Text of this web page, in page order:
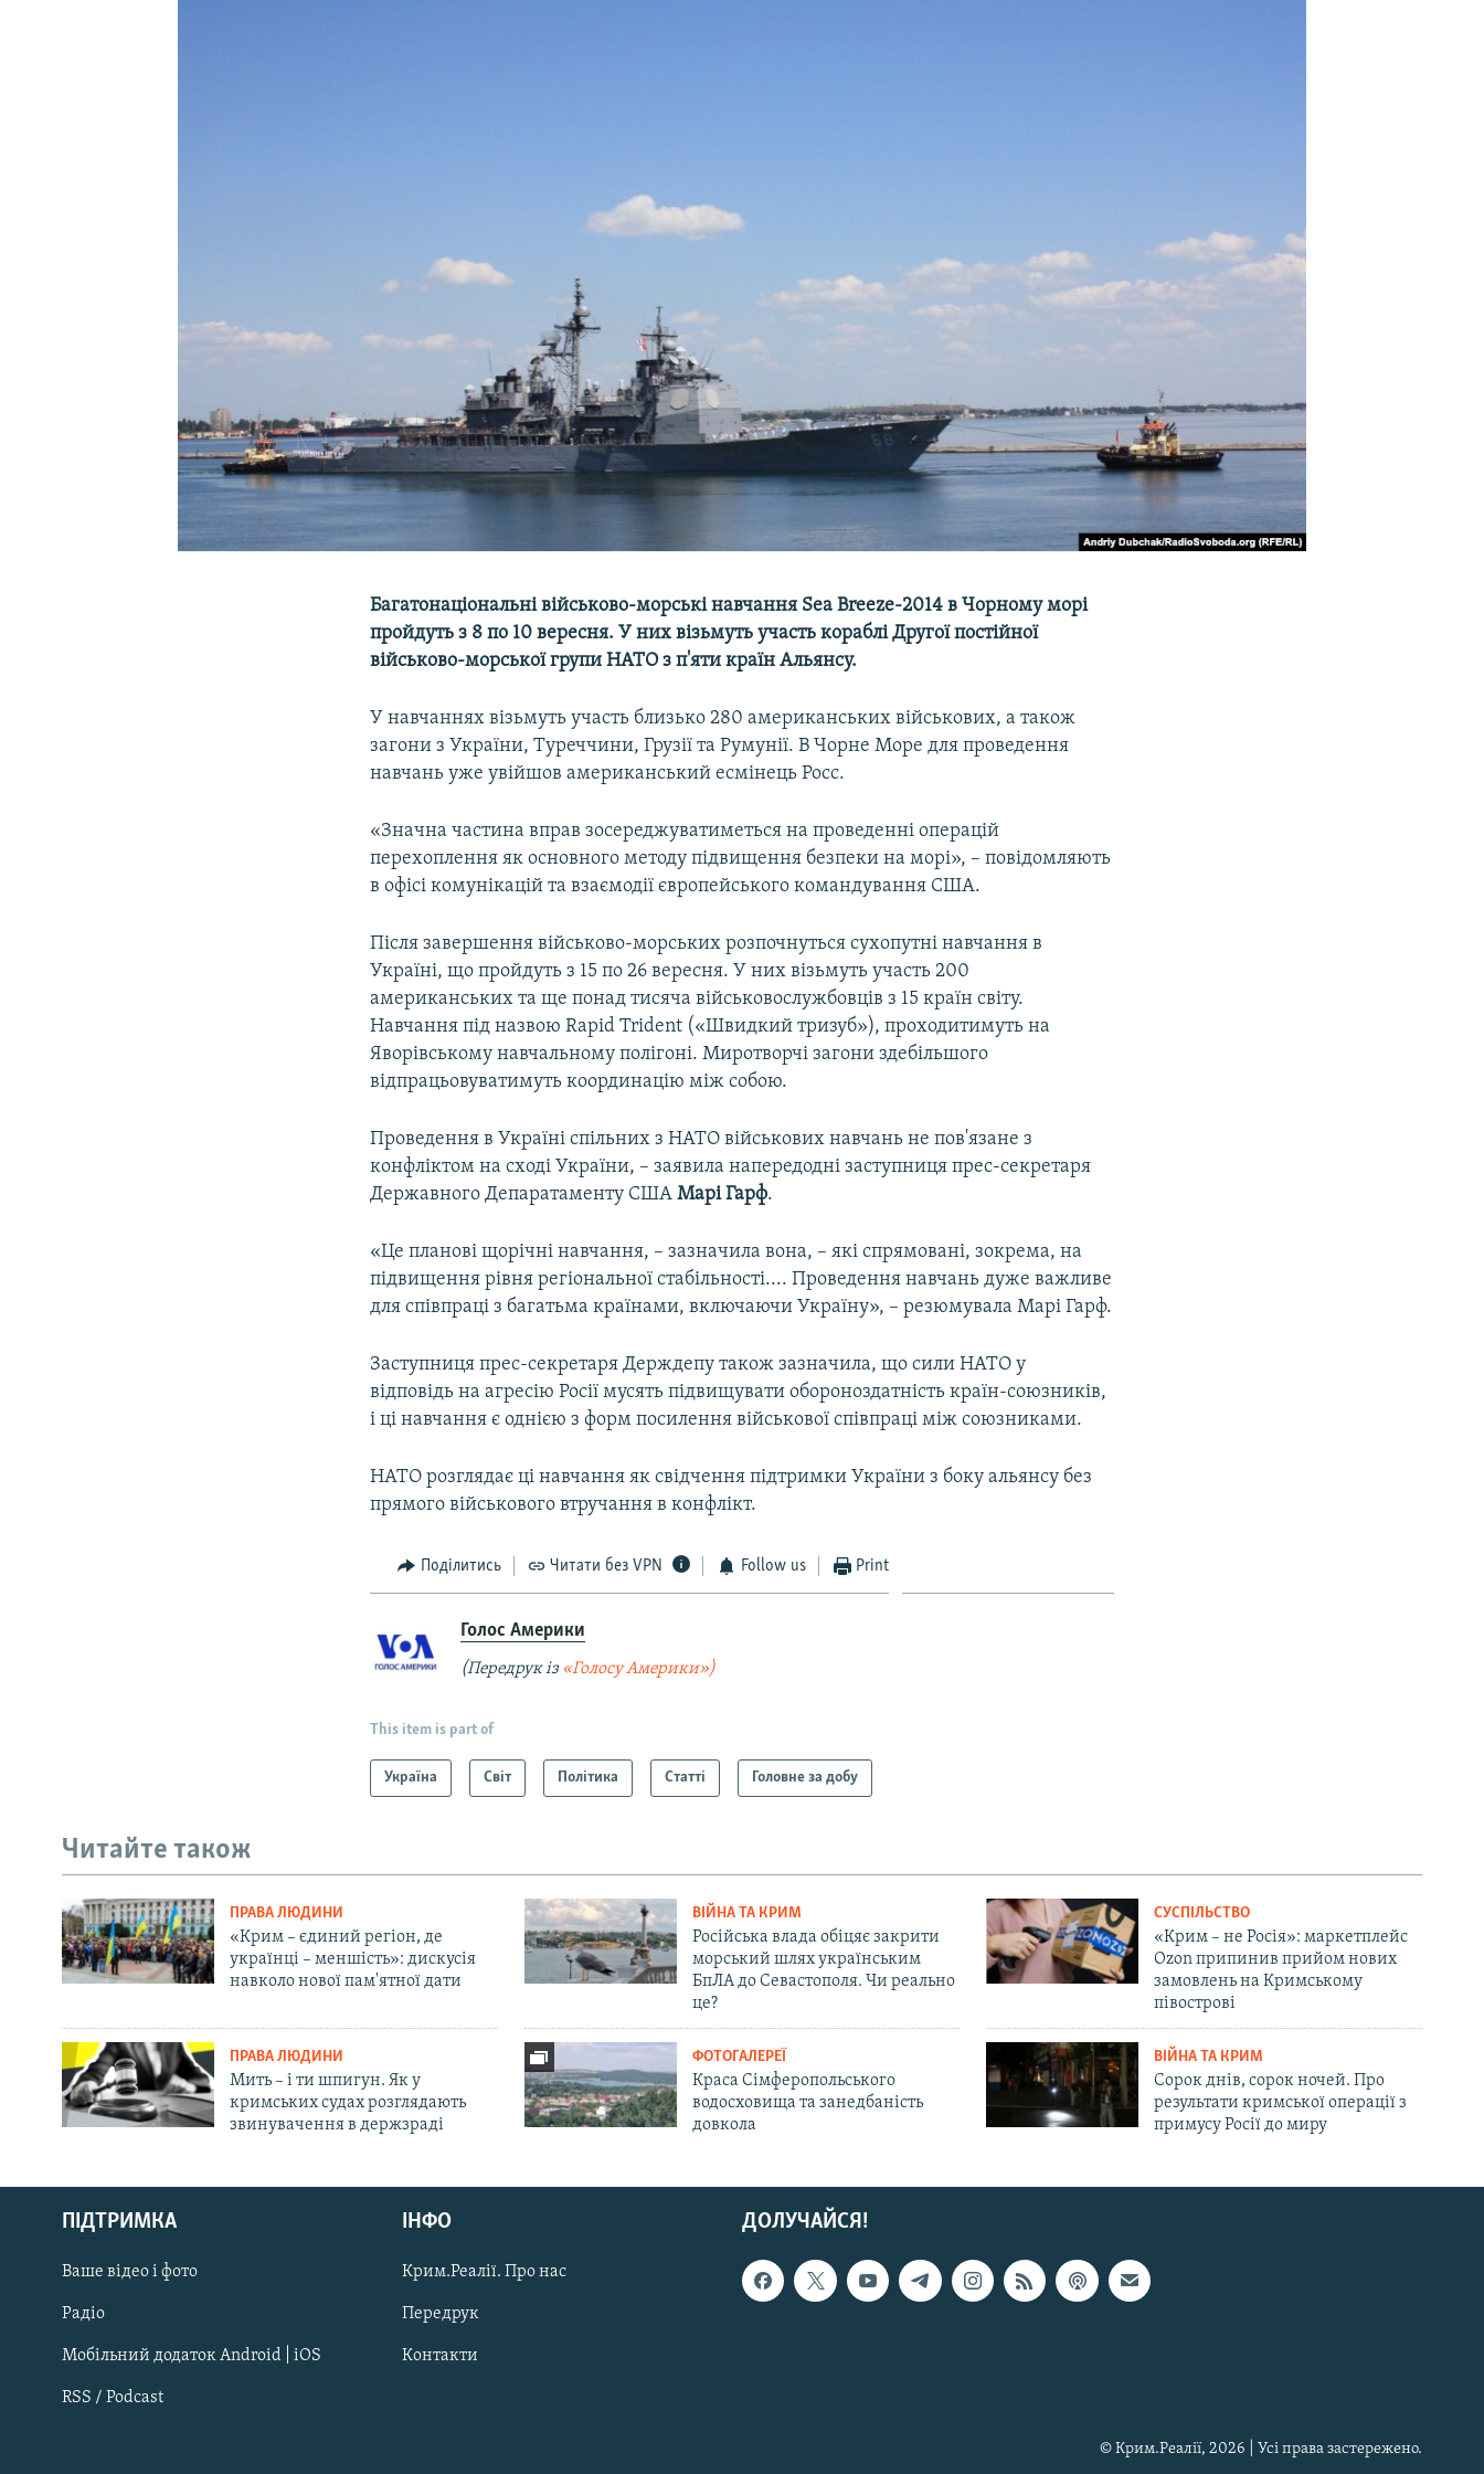
Русский
Qırımtatar
ДОЛУЧАЙСЯ!
Багатонаціональні військово-морські навчання Sea Breeze-2014 в Чорному морі
пройдуть з 8 по 10 вересня. У них візьмуть участь кораблі Другої постійної
військово-морської групи НАТО з п'яти країн Альянсу.
У навчаннях візьмуть участь близько 280 американських військових, а також
загони з України, Туреччини, Грузії та Румунії. В Чорне Море для проведення
навчань уже увійшов американський есмінець Росс.
«Значна частина вправ зосереджуватиметься на проведенні операцій
перехоплення як основного методу підвищення безпеки на морі», – повідомляють
в офісі комунікацій та взаємодії європейського командування США.
Після завершення військово-морських розпочнуться сухопутні навчання в
Україні, що пройдуть з 15 по 26 вересня. У них візьмуть участь 200
американських та ще понад тисяча військовослужбовців з 15 країн світу.
Навчання під назвою Rapid Trident («Швидкий тризуб»), проходитимуть на
Яворівському навчальному полігоні. Миротворчі загони здебільшого
відпрацьовуватимуть координацію між собою.
Проведення в Україні спільних з НАТО військових навчань не пов'язане з
конфліктом на сході України, – заявила напередодні заступниця прес-секретаря
Державного Депаратаменту СШАМарі Гарф.
«Це планові щорічні навчання, – зазначила вона, – які спрямовані, зокрема, на
підвищення рівня регіональної стабільності.... Проведення навчань дуже важливе
для співпраці з багатьма країнами, включаючи Україну», – резюмувала Марі Гарф.
Заступниця прес-секретаря Держдепу також зазначила, що сили НАТО у
відповідь на агресію Росії мусять підвищувати обороноздатність країн-союзників,
і ці навчання є однією з форм посилення військової співпраці між союзниками.
НАТО розглядає ці навчання як свідчення підтримки України з боку альянсу без
прямого військового втручання в конфлікт.
Поділитись Читати без VPN Follow us Print
Голос Америки
(Передрук із «Голосу Америки»)
This item is part of
Україна Світ Політика Статті Головне за добу
Читайте також
ПРАВА ЛЮДИНИ
«Крим – єдиний регіон, де
українці – меншість»: дискусія
навколо нової пам'ятної дати
ВІЙНА ТА КРИМ
Російська влада обіцяє закрити
морський шлях українським
БпЛА до Севастополя. Чи реально
це?
СУСПІЛЬСТВО
«Крим – не Росія»: маркетплейс
Ozon припинив прийом нових
замовлень на Кримському
півострові
ПРАВА ЛЮДИНИ
Мить – і ти шпигун. Як у
кримських судах розглядають
звинувачення в держзраді
ФОТОГАЛЕРЕЇ
Краса Сімферопольського
водосховища та занедбаність
довкола
ВІЙНА ТА КРИМ
Сорок днів, сорок ночей. Про
результати кримської операції з
примусу Росії до миру
ДОЛУЧАЙСЯ!
ПІДТРИМКА
Ваше відео і фото
Радіо
Мобільний додаток Android | iOS
RSS / Podcast
ІНФО
Крим.Реалії. Про нас
Передрук
Контакти
© Крим.Реалії, 2026 | Усі права застережено.